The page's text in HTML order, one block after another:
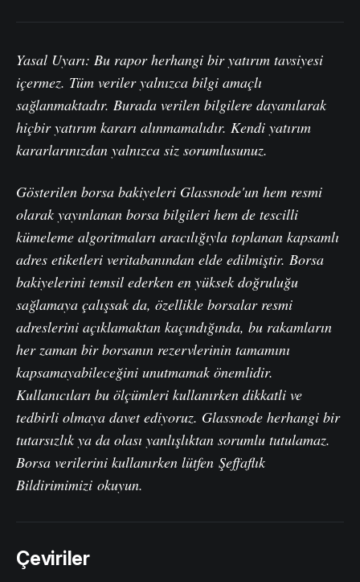
Yasal Uyarı: Bu rapor herhangi bir yatırım tavsiyesi
içermez. Tüm veriler yalnızca bilgi amaçlı
sağlanmaktadır. Burada verilen bilgilere dayanılarak
hiçbir yatırım kararı alınmamalıdır. Kendi yatırım
kararlarınızdan yalnızca siz sorumlusunuz.
Gösterilen borsa bakiyeleri Glassnode'un hem resmi
olarak yayınlanan borsa bilgileri hem de tescilli
kümeleme algoritmaları aracılığıyla toplanan kapsamlı
adres etiketleri veritabanından elde edilmiştir. Borsa
bakiyelerini temsil ederken en yüksek doğruluğu
sağlamaya çalışsak da, özellikle borsalar resmi
adreslerini açıklamaktan kaçındığında, bu rakamların
her zaman bir borsanın rezervlerinin tamamını
kapsamayabileceğini unutmamak önemlidir.
Kullanıcıları bu ölçümleri kullanırken dikkatli ve
tedbirli olmaya davet ediyoruz. Glassnode herhangi bir
tutarsızlık ya da olası yanlışlıktan sorumlu tutulamaz.
Borsa verilerini kullanırken lütfen Şeffaflık
Bildirimimizi okuyun.
Çeviriler